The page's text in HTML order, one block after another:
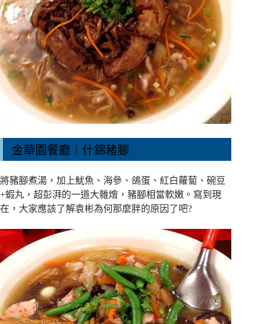
金華園餐廳｜什錦豬腳
將豬腳煮湯，加上魷魚、海參、鴿蛋、紅白蘿蔔、碗豆
+蝦丸，超彭湃的一道大雜燴，豬腳相當軟嫩。寫到現
在，大家應該了解袁彬為何那麼胖的原因了吧?